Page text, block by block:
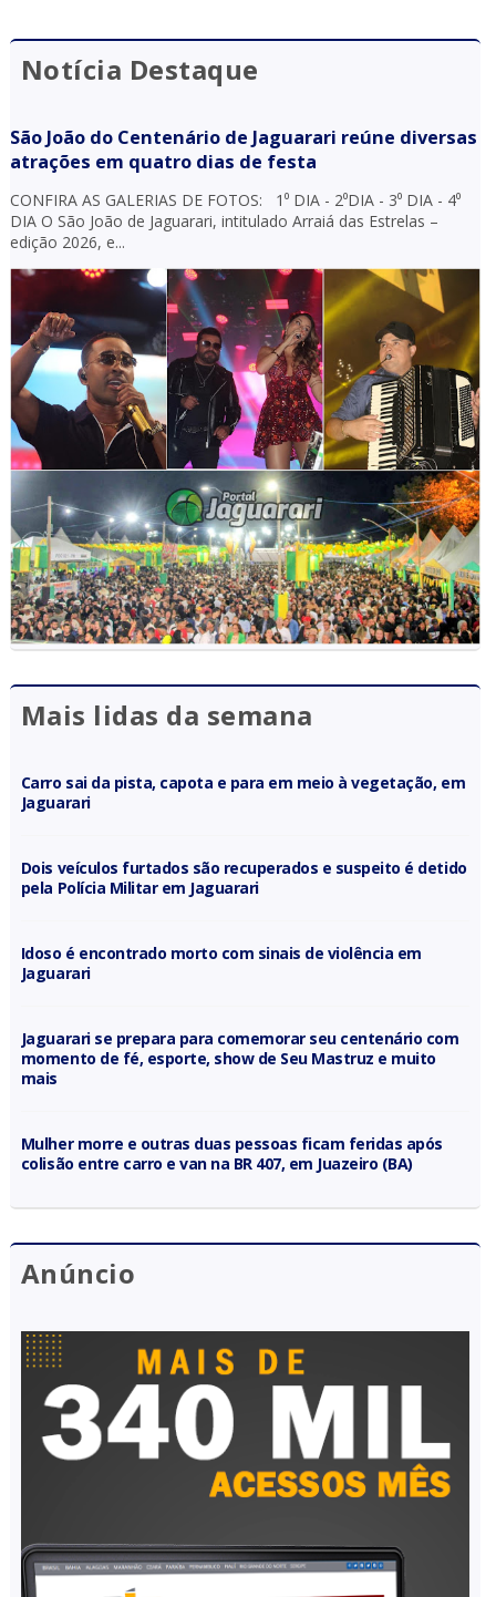
Notícia Destaque
São João do Centenário de Jaguarari reúne diversas
atrações em quatro dias de festa
CONFIRA AS GALERIAS DE FOTOS: 1⁰ DIA - 2⁰DIA - 3⁰ DIA - 4⁰
DIA O São João de Jaguarari, intitulado Arraiá das Estrelas –
edição 2026, e...
Mais lidas da semana
Carro sai da pista, capota e para em meio à vegetação, em
Jaguarari
Dois veículos furtados são recuperados e suspeito é detido
pela Polícia Militar em Jaguarari
Idoso é encontrado morto com sinais de violência em
Jaguarari
Jaguarari se prepara para comemorar seu centenário com
momento de fé, esporte, show de Seu Mastruz e muito
mais
Mulher morre e outras duas pessoas ficam feridas após
colisão entre carro e van na BR 407, em Juazeiro (BA)
Anúncio